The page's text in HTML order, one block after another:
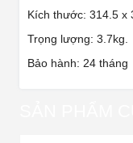
Kích thước: 314.5 x
Trọng lượng: 3.7kg.
Bảo hành: 24 tháng